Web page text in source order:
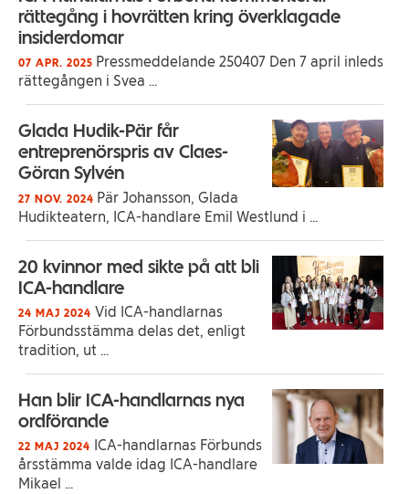
rättegång i hovrätten kring överklagade
insiderdomar
07 APR. 2025 Pressmeddelande 250407 Den 7 april inleds
rättegången i Svea ...
Glada Hudik-Pär får
entreprenörspris av Claes-
Göran Sylvén
27 NOV. 2024 Pär Johansson, Glada
Hudikteatern, ICA-handlare Emil Westlund i ...
20 kvinnor med sikte på att bli
ICA-handlare
24 MAJ 2024 Vid ICA-handlarnas
Förbundsstämma delas det, enligt
tradition, ut ...
Han blir ICA-handlarnas nya
ordförande
22 MAJ 2024 ICA-handlarnas Förbunds
årsstämma valde idag ICA-handlare
Mikael ...